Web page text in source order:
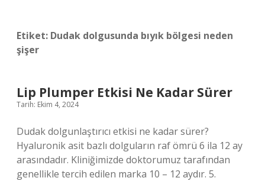
Etiket: Dudak dolgusunda bıyık bölgesi neden
şişer
Lip Plumper Etkisi Ne Kadar Sürer
Tarih: Ekim 4, 2024
Dudak dolgunlaştırıcı etkisi ne kadar sürer?
Hyaluronik asit bazlı dolguların raf ömrü 6 ila 12 ay
arasındadır. Kliniğimizde doktorumuz tarafından
genellikle tercih edilen marka 10 – 12 aydır. 5.